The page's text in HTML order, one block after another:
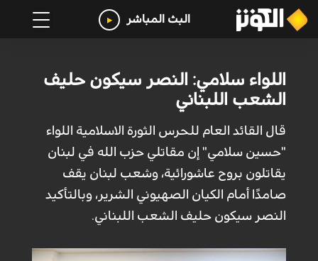
البث المباشر
اللواء سلامي: النصر سيكون حليف
الشعب اللبناني
قال القائد العام للحرس الثورة الاسلامية اللواء
"حسين سلامي" إن مقاتلي حزب الله في لبنان
يقاتلون بروح عاشورائية، وشعب لبنان يقف
صامدًا أمام الكيان الصهيوني الشرير، وبالتأكيد
النصر سيكون حليف الشعب اللبناني.